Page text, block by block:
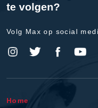
te volgen?
Volg Max op social
Home